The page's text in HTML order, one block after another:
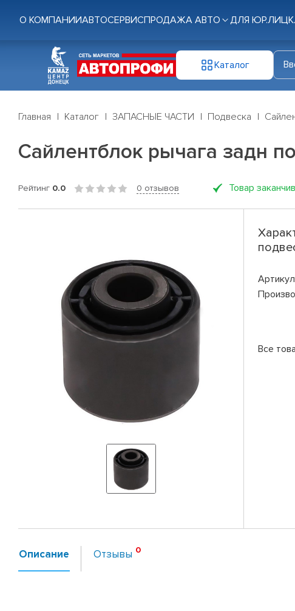
О КОМПАНИИАВТОСЕРВИСПРОДАЖА АВТО ДЛЯ ЮР.ЛИЦ
Каталог
Главная Каталог ЗАПАСНЫЕ ЧАСТИ Подвеска
Сайлентблок рычага задн
Рейтинг 0.0 0 отзывов Товар
Артикул
Все
Описание Отзывы